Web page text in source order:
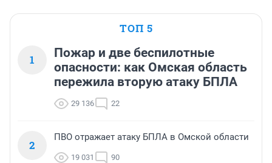
ТОП 5
1
Пожар и две беспилотные
опасности: как Омская область
пережила вторую атаку БПЛА
29 136 22
2
ПВО отражает атаку БПЛА в Омской области
19 031 90